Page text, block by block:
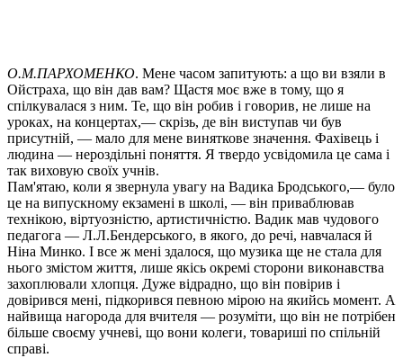
О.М.ПАРХОМЕНКО. Мене часом запитують: а що ви взяли в
Ойстраха, що він дав вам? Щастя моє вже в тому, що я
спілкувалася з ним. Те, що він робив і говорив, не лише на
уроках, на концертах,— скрізь, де він виступав чи був
присутній, — мало для мене виняткове значення. Фахівець і
людина — нероздільні поняття. Я твердо усвідомила це сама і
так виховую своїх учнів.
Пам'ятаю, коли я звернула увагу на Вадика Бродського,— було
це на випускному екзамені в школі, — він приваблював
технікою, віртуозністю, артистичністю. Вадик мав чудового
педагога — Л.Л.Бендерського, в якого, до речі, навчалася й
Ніна Минко. І все ж мені здалося, що музика ще не стала для
нього змістом життя, лише якісь окремі сторони виконавства
захоплювали хлопця. Дуже відрадно, що він повірив і
довірився мені, підкорився певною мірою на якийсь момент. А
найвища нагорода для вчителя — розуміти, що він не потрібен
більше своєму учневі, що вони колеги, товариші по спільній
справі.